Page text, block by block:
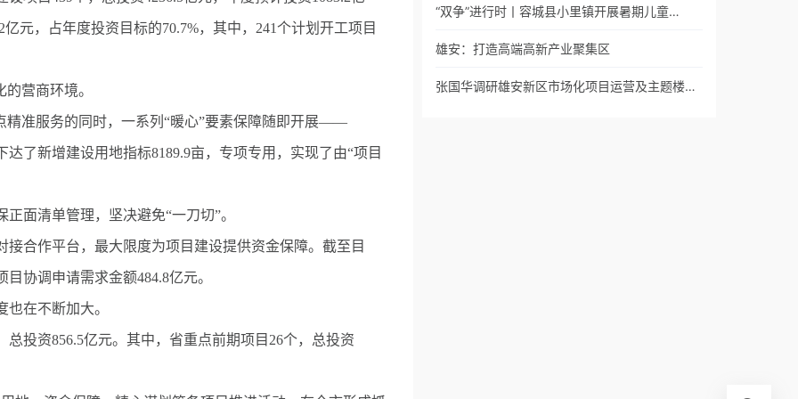
元，占年度投资目标的70.7%，其中，241个计划开工项目
营商环境。
准服务的同时，一系列“暖心”要素保障随即开展——
新增建设用地指标8189.9亩，专项专用，实现了由“项目
清单管理，坚决避免“一刀切”。
作平台，最大限度为项目建设提供资金保障。截至目
协调申请需求金额484.8亿元。
在不断加大。
资856.5亿元。其中，省重点前期项目26个，总投资
“双争”进行时丨容城县小里镇开展暑期儿童…
雄安：打造高端高新产业聚集区
张国华调研雄安新区市场化项目运营及主题楼…